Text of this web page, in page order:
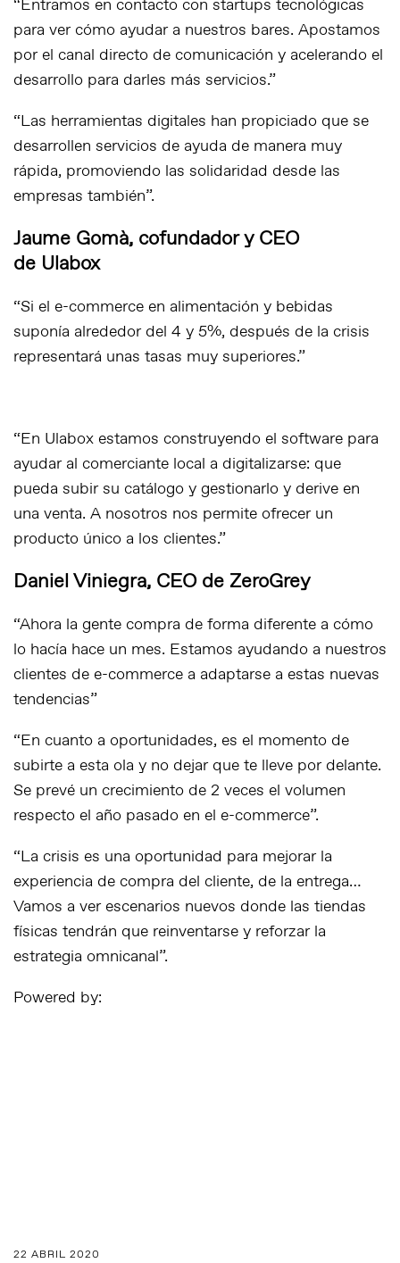
“Entramos en contacto con startups tecnológicas
para ver cómo ayudar a nuestros bares. Apostamos
por el canal directo de comunicación y acelerando el
desarrollo para darles más servicios.”
“Las herramientas digitales han propiciado que se
desarrollen servicios de ayuda de manera muy
rápida, promoviendo las solidaridad desde las
empresas también”.
Jaume Gomà, cofundador y CEO
de Ulabox
“Si el e-commerce en alimentación y bebidas
suponía alrededor del 4 y 5%, después de la crisis
representará unas tasas muy superiores.”
“En Ulabox estamos construyendo el software para
ayudar al comerciante local a digitalizarse: que
pueda subir su catálogo y gestionarlo y derive en
una venta. A nosotros nos permite ofrecer un
producto único a los clientes.”
Daniel Viniegra, CEO de ZeroGrey
“Ahora la gente compra de forma diferente a cómo
lo hacía hace un mes. Estamos ayudando a nuestros
clientes de e-commerce a adaptarse a estas nuevas
tendencias”
“En cuanto a oportunidades, es el momento de
subirte a esta ola y no dejar que te lleve por delante.
Se prevé un crecimiento de 2 veces el volumen
respecto el año pasado en el e-commerce”.
“La crisis es una oportunidad para mejorar la
experiencia de compra del cliente, de la entrega…
Vamos a ver escenarios nuevos donde las tiendas
físicas tendrán que reinventarse y reforzar la
estrategia omnicanal”.
Powered by:
22 ABRIL 2020